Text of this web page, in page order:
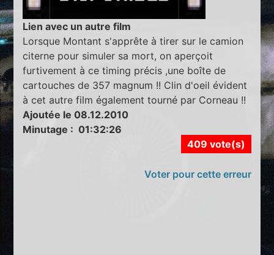
Lien avec un autre film
Lorsque Montant s'apprête à tirer sur le camion
citerne pour simuler sa mort, on aperçoit
furtivement à ce timing précis ,une boîte de
cartouches de 357 magnum !! Clin d'oeil évident
à cet autre film également tourné par Corneau !!
Ajoutée le 08.12.2010
Minutage : 01:32:26
409 vote(s)
Voter pour cette erreur